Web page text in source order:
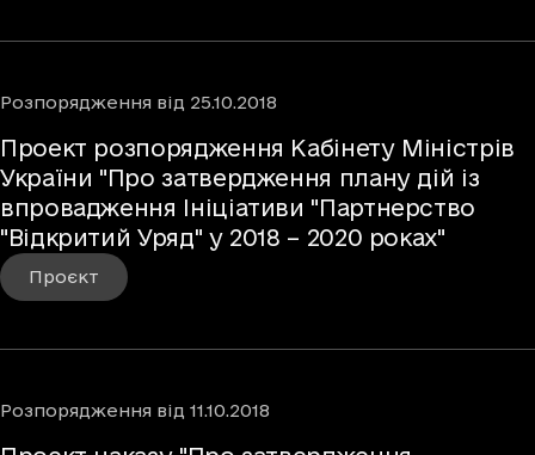
Розпорядження від 25.10.2018
Проект розпорядження Кабінету Міністрів
України "Про затвердження плану дій із
впровадження Ініціативи "Партнерство
"Відкритий Уряд" у 2018 – 2020 роках"
Проєкт
Розпорядження від 11.10.2018